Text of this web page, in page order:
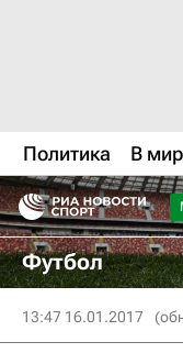
Политика В
Футбол
13:47 16.01.2017